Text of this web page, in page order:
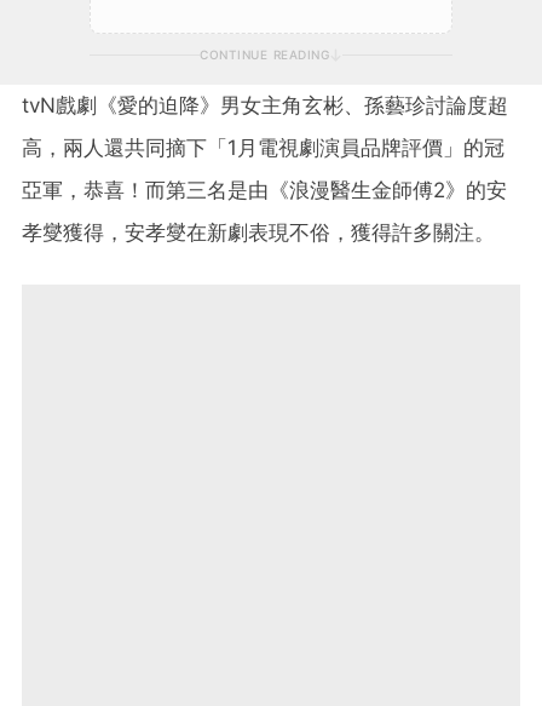
CONTINUE READING
tvN戲劇《愛的迫降》男女主角玄彬、孫藝珍討論度超
高，兩人還共同摘下「1月電視劇演員品牌評價」的冠
亞軍，恭喜！而第三名是由《浪漫醫生金師傅2》的安
孝燮獲得，安孝燮在新劇表現不俗，獲得許多關注。